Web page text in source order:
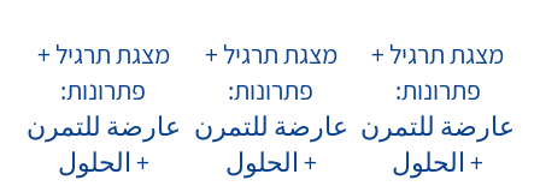
מצגת תרגיל +
פתרונות:
عارضة للتمرن
+ الحلول
מצגת תרגיל +
פתרונות:
عارضة للتمرن
+ الحلول
מצגת תרגיל +
פתרונות:
عارضة للتمرن
+ الحلول